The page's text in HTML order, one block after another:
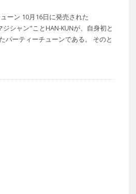
ーン 10月16日に発売された
ジシャン"ことHAN-KUNが、自身­初と
パーティーチューンである。 そのと